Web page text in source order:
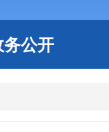
务公开